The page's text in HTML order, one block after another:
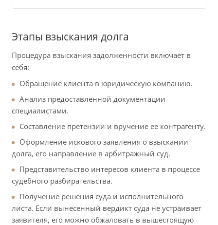
Этапы взыскания долга
Процедура взыскания задолженности включает в
себя:
Обращение клиента в юридическую компанию.
Анализ предоставленной документации
специалистами.
Составление претензии и вручение ее контрагенту.
Оформление искового заявления о взыскании
долга, его направление в арбитражный суд.
Представительство интересов клиента в процессе
судебного разбирательства.
Получение решения суда и исполнительного
листа. Если вынесенный вердикт суда не устраивает
заявителя, его можно обжаловать в вышестоящую